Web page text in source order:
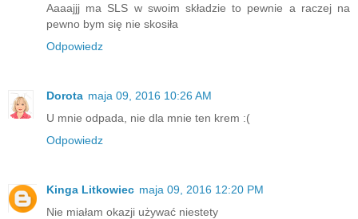
Aaaajjj ma SLS w swoim składzie to pewnie a raczej na
pewno bym się nie skosiła
Odpowiedz
Dorota maja 09, 2016 10:26 AM
U mnie odpada, nie dla mnie ten krem :(
Odpowiedz
Kinga Litkowiec maja 09, 2016 12:20 PM
Nie miałam okazji używać niestety